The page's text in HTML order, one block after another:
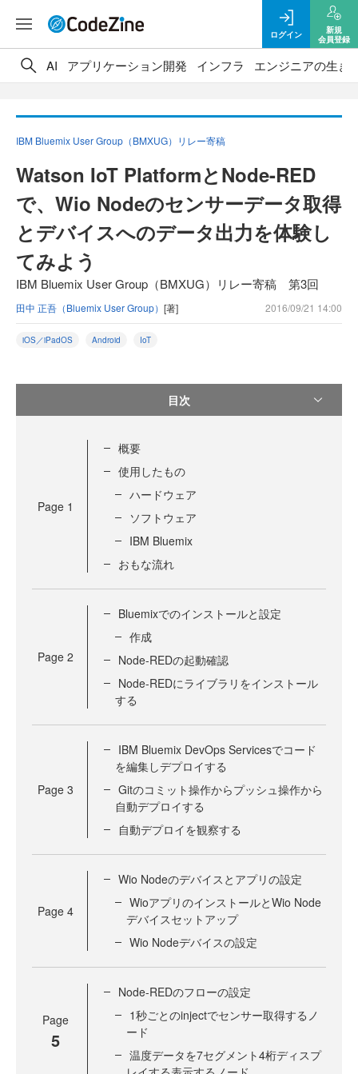
ログイン
新規
会員登録
AI アプリケーション開発 インフラ エンジニアの生き
IBM Bluemix User Group（BMXUG）リレー寄稿
Watson IoT PlatformとNode-RED
で、Wio Nodeのセンサーデータ取得
とデバイスへのデータ出力を体験し
てみよう
IBM Bluemix User Group（BMXUG）リレー寄稿 第3回
田中 正吾（Bluemix User Group） [著] 2016/09/21 14:00
iOS／iPadOS Android IoT
目次
Page 1
概要
使用したもの
ハードウェア
ソフトウェア
IBM Bluemix
おもな流れ
Page 2
Bluemixでのインストールと設定
作成
Node-REDの起動確認
Node-REDにライブラリをインストール
する
Page 3
IBM Bluemix DevOps Servicesでコード
を編集しデプロイする
Gitのコミット操作からプッシュ操作から
自動デプロイする
自動デプロイを観察する
Page 4
Wio Nodeのデバイスとアプリの設定
WioアプリのインストールとWio Node
デバイスセットアップ
Wio Nodeデバイスの設定
Page
5
Node-REDのフローの設定
1秒ごとのinjectでセンサー取得するノ
ード
温度データを7セグメント4桁ディスプ